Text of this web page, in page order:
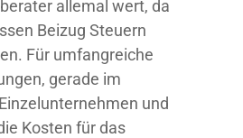
allemal wert, da
Beizug Steuern
Für umfangreiche
gerade im
und
Kosten für das